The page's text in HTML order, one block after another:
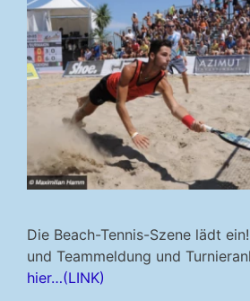
Die Beach-Tennis-Szene lädt
und Teammeldung und
hier…(LINK)